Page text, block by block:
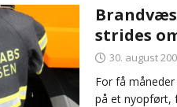
[ 4. august 2026 ]
Brandvæsenerne
BRANDVÆSEN
[ 7. august 2026 ]
nødsporet
AUTOHJÆLP
strides
30. august
For få
på et nyopført,